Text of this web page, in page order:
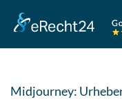
Midjourney: